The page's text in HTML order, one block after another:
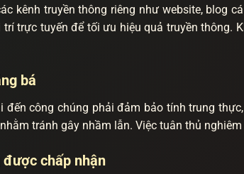
kênh truyền thông riêng như website, blog
trực tuyến để tối ưu hiệu quả truyền
bá
đến công chúng phải đảm bảo tính trung
tránh gây nhầm lẫn. Việc tuân thủ
chấp nhận